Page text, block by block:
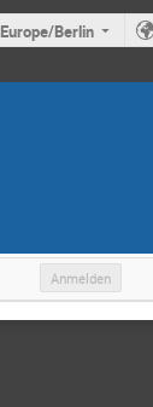
Europe/Berlin
Anmelden